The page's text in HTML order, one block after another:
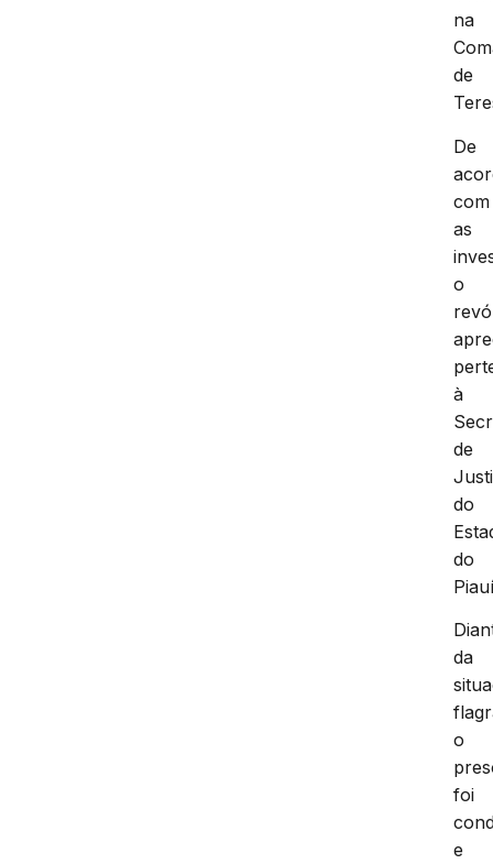
na
de
De
com
as
o
à
de
do
do
da
o
foi
e